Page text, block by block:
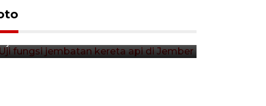
Uji fungsi jembatan kereta api
di Jember